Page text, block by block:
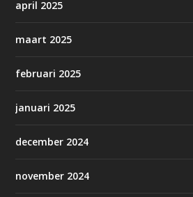
april 2025
maart 2025
februari 2025
januari 2025
december 2024
november 2024